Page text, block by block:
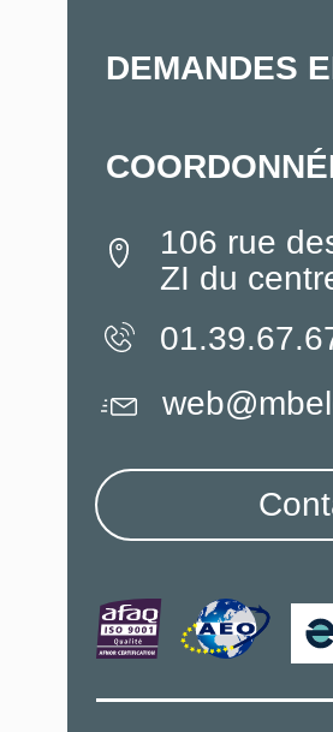
DEMANDES
106 rue
ZI du